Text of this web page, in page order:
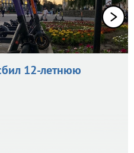
12-летнюю